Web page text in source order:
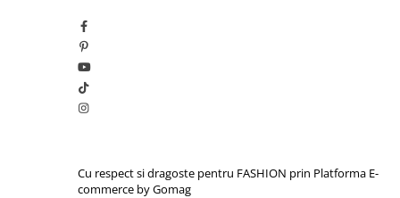
Cu respect si dragoste pentru FASHION prin Platforma E-
commerce by Gomag